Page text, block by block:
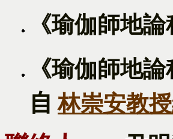
《瑜伽師地
《瑜伽師地
自林崇安教